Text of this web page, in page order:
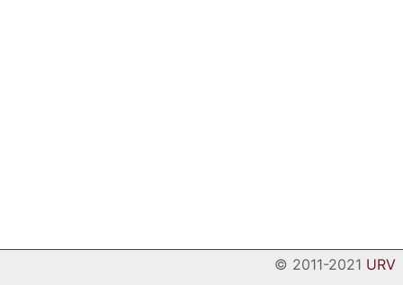
© 2011-2021 URV